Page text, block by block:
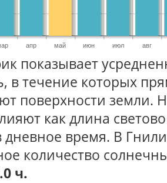
апр май июн июл авг
показывает
в течение которых
поверхности земли.
как длина
дневное время. В
количество
ч.